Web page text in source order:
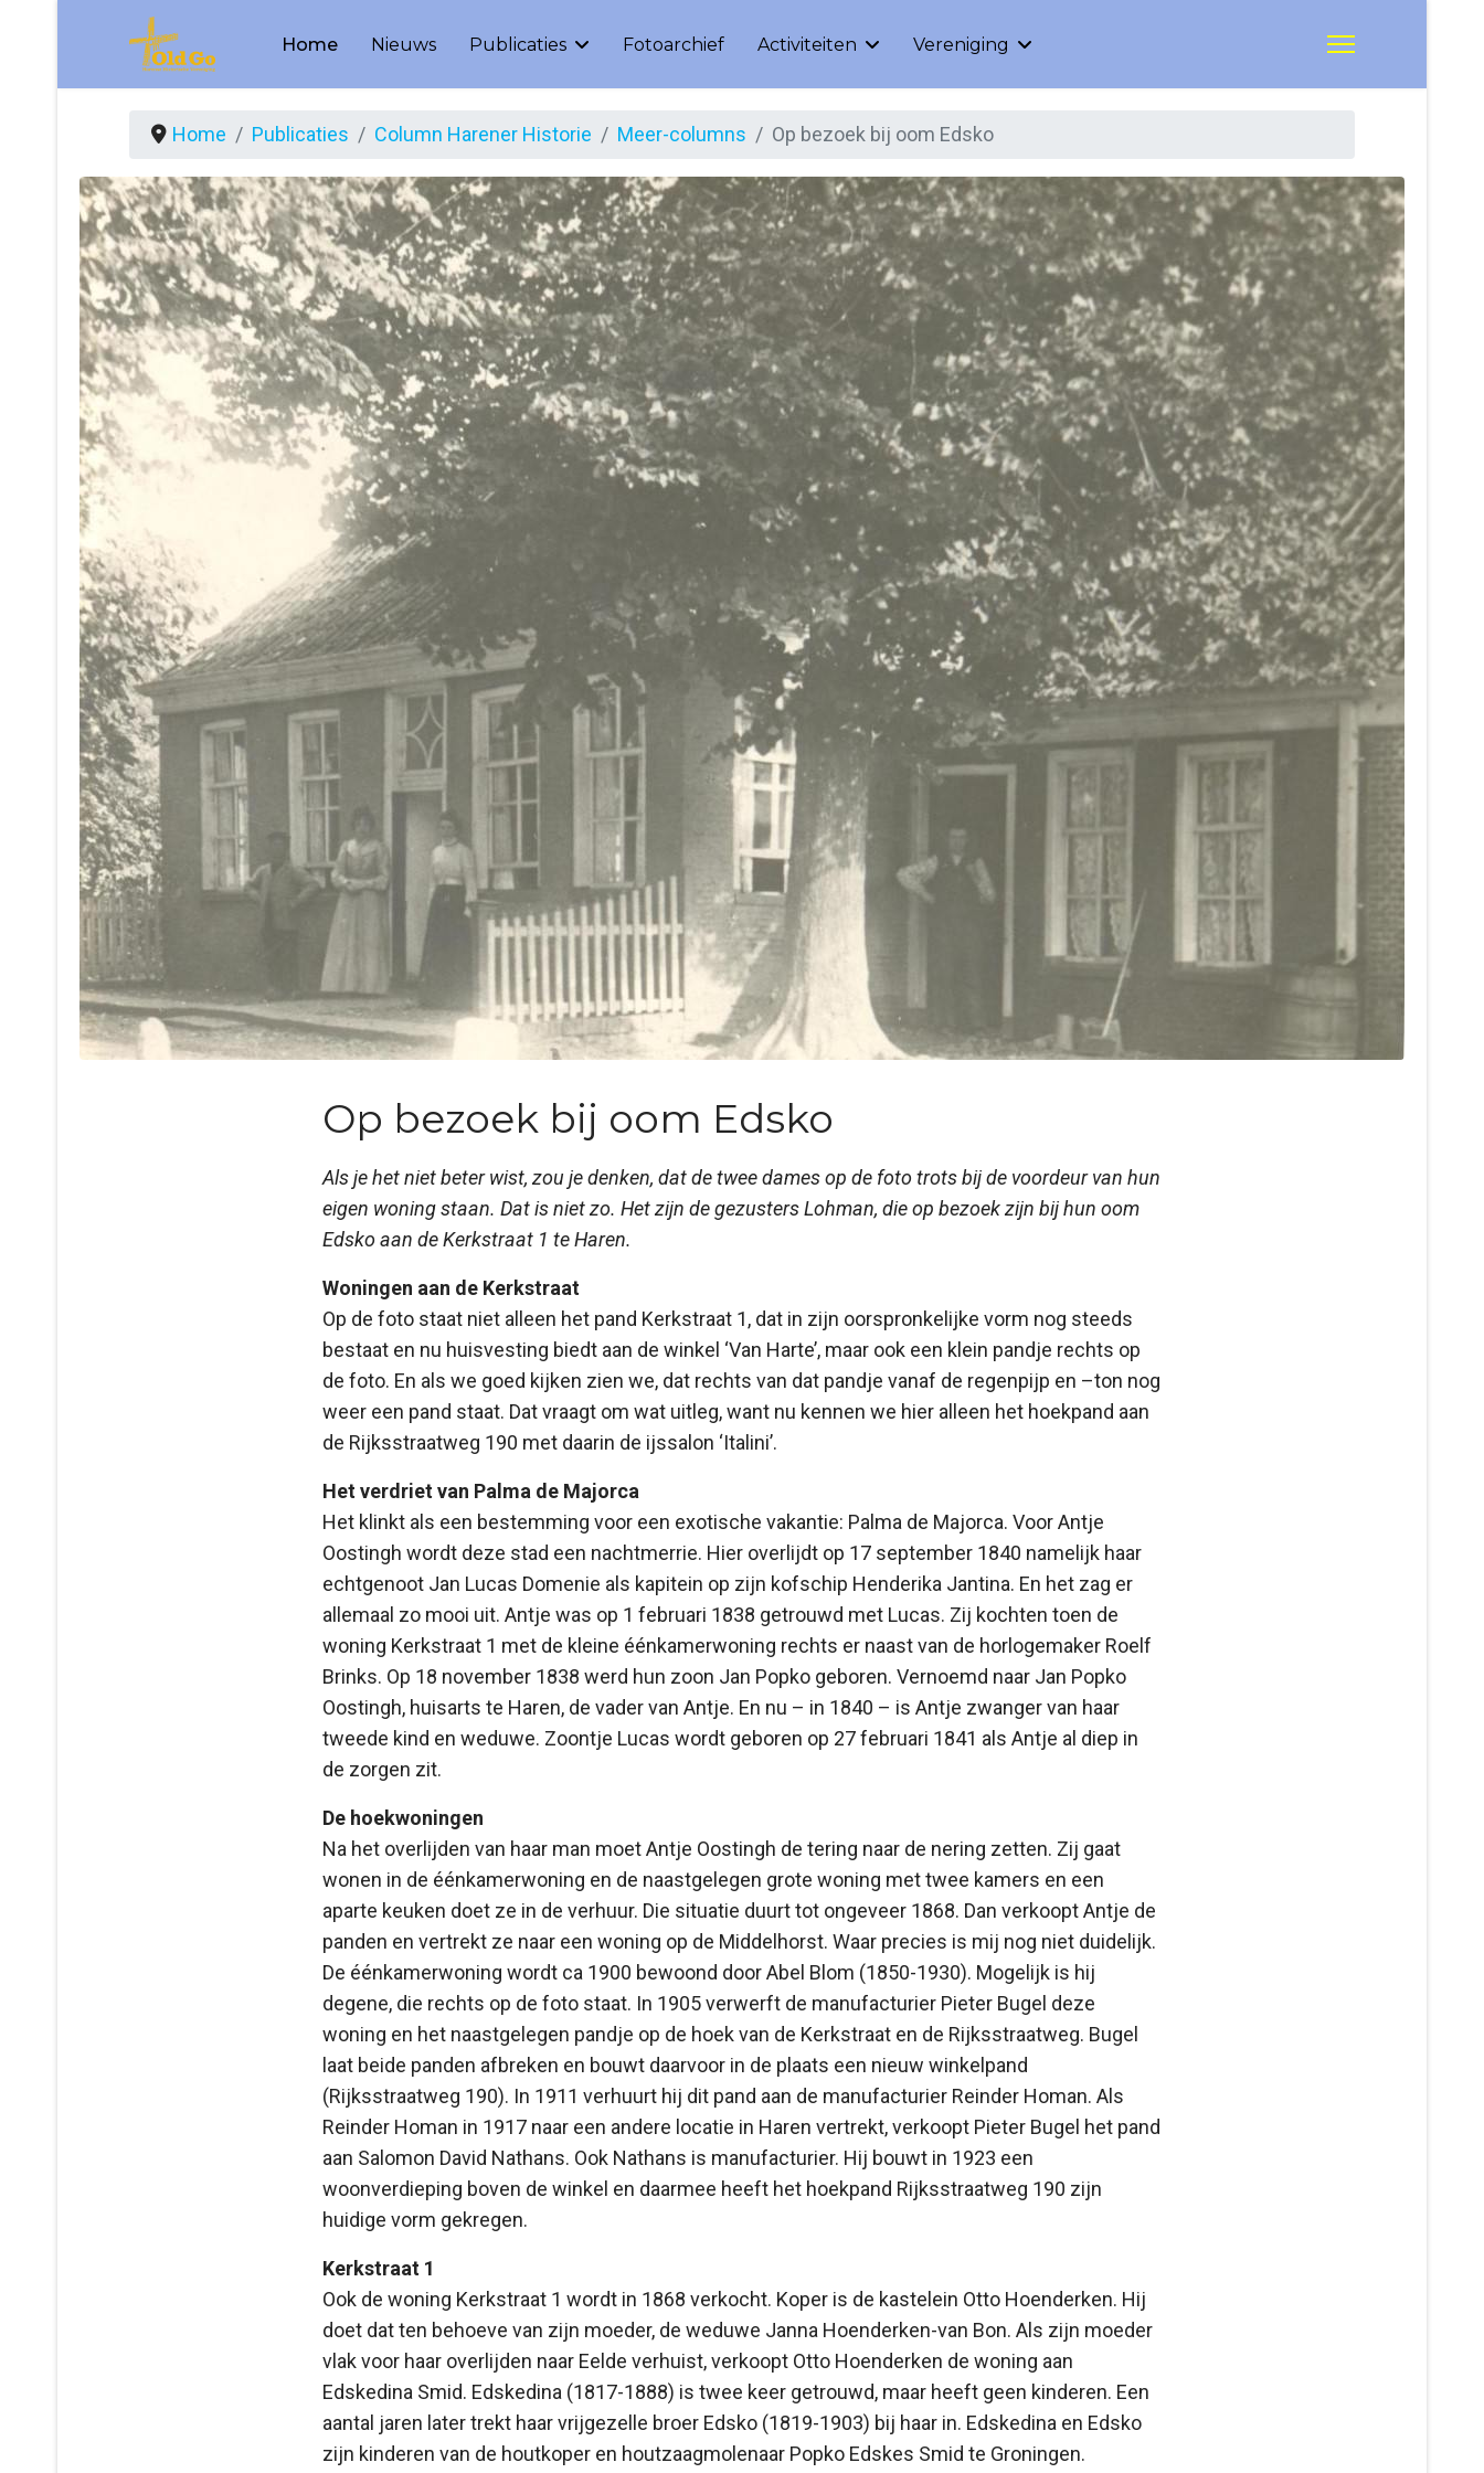
Home Nieuws Publicaties Fotoarchief Activiteiten Vereniging
Home Publicaties Column Harener Historie Meer-columns Op bezoek bij oom Edsko
Op bezoek bij oom Edsko
Als je het niet beter wist, zou je denken, dat de twee dames op de foto trots bij de voordeur van hun
eigen woning staan. Dat is niet zo. Het zijn de gezusters Lohman, die op bezoek zijn bij hun oom
Edsko aan de Kerkstraat 1 te Haren.
Woningen aan de Kerkstraat
Op de foto staat niet alleen het pand Kerkstraat 1, dat in zijn oorspronkelijke vorm nog steeds
bestaat en nu huisvesting biedt aan de winkel ‘Van Harte’, maar ook een klein pandje rechts op
de foto. En als we goed kijken zien we, dat rechts van dat pandje vanaf de regenpijp en –ton nog
weer een pand staat. Dat vraagt om wat uitleg, want nu kennen we hier alleen het hoekpand aan
de Rijksstraatweg 190 met daarin de ijssalon ‘Italini’.
Het verdriet van Palma de Majorca
Het klinkt als een bestemming voor een exotische vakantie: Palma de Majorca. Voor Antje
Oostingh wordt deze stad een nachtmerrie. Hier overlijdt op 17 september 1840 namelijk haar
echtgenoot Jan Lucas Domenie als kapitein op zijn kofschip Henderika Jantina. En het zag er
allemaal zo mooi uit. Antje was op 1 februari 1838 getrouwd met Lucas. Zij kochten toen de
woning Kerkstraat 1 met de kleine éénkamerwoning rechts er naast van de horlogemaker Roelf
Brinks. Op 18 november 1838 werd hun zoon Jan Popko geboren. Vernoemd naar Jan Popko
Oostingh, huisarts te Haren, de vader van Antje. En nu – in 1840 – is Antje zwanger van haar
tweede kind en weduwe. Zoontje Lucas wordt geboren op 27 februari 1841 als Antje al diep in
de zorgen zit.
De hoekwoningen
Na het overlijden van haar man moet Antje Oostingh de tering naar de nering zetten. Zij gaat
wonen in de éénkamerwoning en de naastgelegen grote woning met twee kamers en een
aparte keuken doet ze in de verhuur. Die situatie duurt tot ongeveer 1868. Dan verkoopt Antje de
panden en vertrekt ze naar een woning op de Middelhorst. Waar precies is mij nog niet duidelijk.
De éénkamerwoning wordt ca 1900 bewoond door Abel Blom (1850-1930). Mogelijk is hij
degene, die rechts op de foto staat. In 1905 verwerft de manufacturier Pieter Bugel deze
woning en het naastgelegen pandje op de hoek van de Kerkstraat en de Rijksstraatweg. Bugel
laat beide panden afbreken en bouwt daarvoor in de plaats een nieuw winkelpand
(Rijksstraatweg 190). In 1911 verhuurt hij dit pand aan de manufacturier Reinder Homan. Als
Reinder Homan in 1917 naar een andere locatie in Haren vertrekt, verkoopt Pieter Bugel het pand
aan Salomon David Nathans. Ook Nathans is manufacturier. Hij bouwt in 1923 een
woonverdieping boven de winkel en daarmee heeft het hoekpand Rijksstraatweg 190 zijn
huidige vorm gekregen.
Kerkstraat 1
Ook de woning Kerkstraat 1 wordt in 1868 verkocht. Koper is de kastelein Otto Hoenderken. Hij
doet dat ten behoeve van zijn moeder, de weduwe Janna Hoenderken-van Bon. Als zijn moeder
vlak voor haar overlijden naar Eelde verhuist, verkoopt Otto Hoenderken de woning aan
Edskedina Smid. Edskedina (1817-1888) is twee keer getrouwd, maar heeft geen kinderen. Een
aantal jaren later trekt haar vrijgezelle broer Edsko (1819-1903) bij haar in. Edskedina en Edsko
zijn kinderen van de houtkoper en houtzaagmolenaar Popko Edskes Smid te Groningen.